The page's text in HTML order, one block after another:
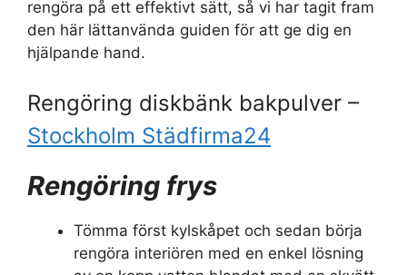
rengöra på ett effektivt sätt, så vi har tagit fram
den här lättanvända guiden för att ge dig en
hjälpande hand.
Rengöring diskbänk bakpulver –
Stockholm Städfirma24
Rengöring frys
Tömma först kylskåpet och sedan börja
rengöra interiören med en enkel lösning